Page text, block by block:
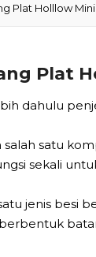
Plat Holllow
Plat
dahulu
satu
sekali
jenis besi